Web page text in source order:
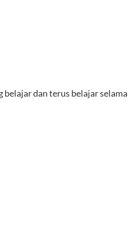
belajar dan terus belajar selama